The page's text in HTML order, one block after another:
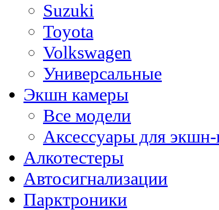
Suzuki
Toyota
Volkswagen
Универсальные
Экшн камеры
Все модели
Аксессуары для
Алкотестеры
Автосигнализации
Парктроники